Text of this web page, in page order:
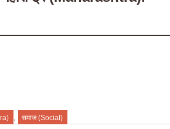
समाज (Social)